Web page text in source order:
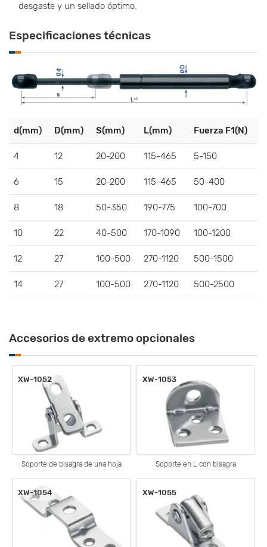
desgaste y un sellado óptimo.
Especificaciones técnicas
d(mm) D(mm) S(mm) L(mm) Fuerza F1(N)
4 12 20-200 115-465 5-150
6 15 20-200 115-465 50-400
8 18 50-350 190-775 100-700
10 22 40-500 170-1090 100-1200
12 27 100-500 270-1120 500-1500
14 27 100-500 270-1120 500-2500
Accesorios de extremo opcionales
Soporte de bisagra de una hoja
XW-1052
Soporte en L con bisagra
XW-1053
XW-1054 XW-1055